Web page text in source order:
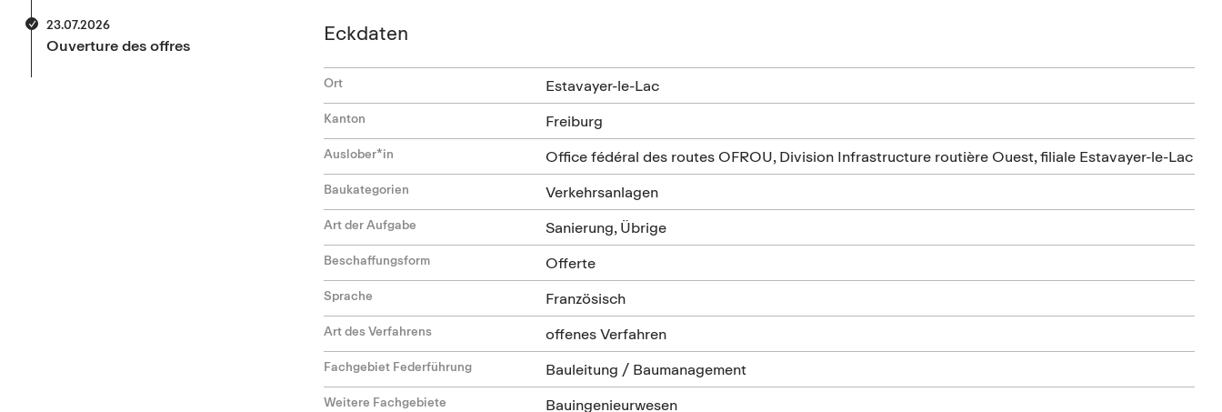
23.07.2026
Ouverture des offres
Eckdaten
Ort Estavayer-le-Lac
Kanton Freiburg
Auslober*in Office fédéral des routes OFROU, Division Infrastructure routière Ouest, filiale Estavayer-le-Lac
Baukategorien Verkehrsanlagen
Art der Aufgabe Sanierung, Übrige
Beschaffungsform Offerte
Sprache Französisch
Art des Verfahrens offenes Verfahren
Fachgebiet Federführung Bauleitung / Baumanagement
Weitere Fachgebiete Bauingenieurwesen